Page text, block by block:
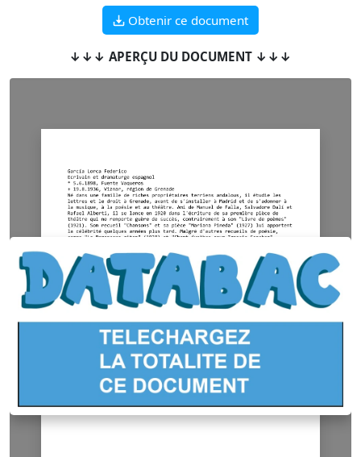
Obtenir ce document
↓↓↓ APERÇU DU DOCUMENT ↓↓↓